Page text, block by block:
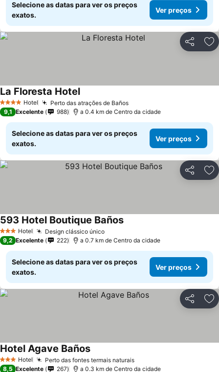
Selecione as datas para ver os preços
exatos.
Ver preços
Partilhar
4 EstrelasHotel Perto das atrações de Baños
La Floresta Hotel
9,1 Excelente 988 a 0.4 km de Centro da cidade
Selecione as datas para ver os preços
exatos.
Ver preços
Partilhar
3 EstrelasHotel Design clássico único
593 Hotel Boutique Baños
9,2 Excelente 222 a 0.7 km de Centro da cidade
Selecione as datas para ver os preços
exatos.
Ver preços
Partilhar
3 EstrelasHotel Perto das fontes termais naturais
Hotel Agave Baños
8,5 Excelente 267 a 0.3 km de Centro da cidade